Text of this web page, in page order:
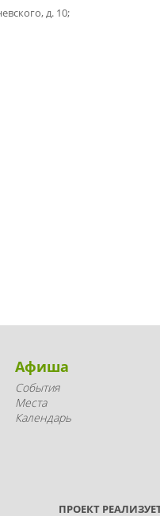
д. 10;
Афиша
События
Места
Календарь
ПРОЕКТ